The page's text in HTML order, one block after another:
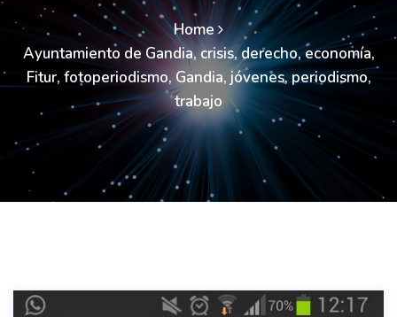
Home
Ayuntamiento de Gandia,crisis,derecho,economía,
Fitur, fotoperiodismo, Gandia, jóvenes,periodismo,
trabajo